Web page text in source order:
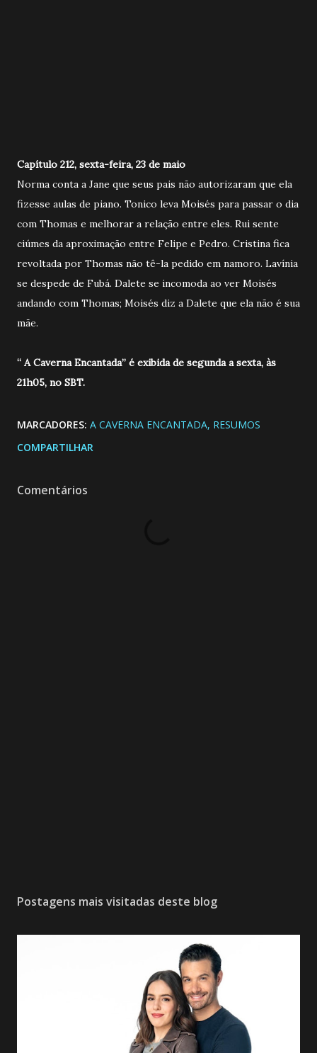
Capítulo 212, sexta-feira, 23 de maio
Norma conta a Jane que seus pais não autorizaram que ela
fizesse aulas de piano. Tonico leva Moisés para passar o dia
com Thomas e melhorar a relação entre eles. Rui sente
ciúmes da aproximação entre Felipe e Pedro. Cristina fica
revoltada por Thomas não tê-la pedido em namoro. Lavínia
se despede de Fubá. Dalete se incomoda ao ver Moisés
andando com Thomas; Moisés diz a Dalete que ela não é sua
mãe.
“ A Caverna Encantada” é exibida de segunda a sexta, às
21h05, no SBT.
MARCADORES: A CAVERNA ENCANTADA RESUMOS
COMPARTILHAR
Comentários
Postagens mais visitadas deste blog